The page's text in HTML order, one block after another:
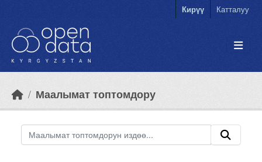
Кирүү Катталуу
Маалымат топтомдору